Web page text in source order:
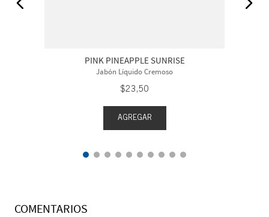
PINK PINEAPPLE SUNRISE
Jabón Líquido Cremoso
$23,50
AGREGAR
COMENTARIOS